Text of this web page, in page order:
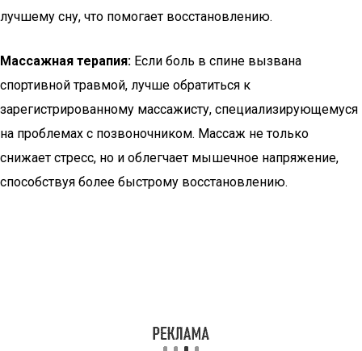
лучшему сну, что помогает восстановлению.
Массажная терапия: Если боль в спине вызвана
спортивной травмой, лучше обратиться к
зарегистрированному массажисту, специализирующемуся
на проблемах с позвоночником. Массаж не только
снижает стресс, но и облегчает мышечное напряжение,
способствуя более быстрому восстановлению.